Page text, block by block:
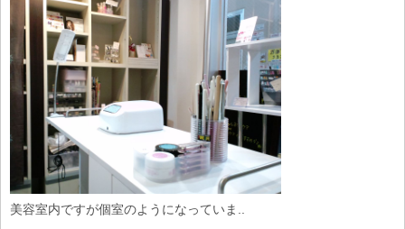
美容室内ですが個室のようになっていま..